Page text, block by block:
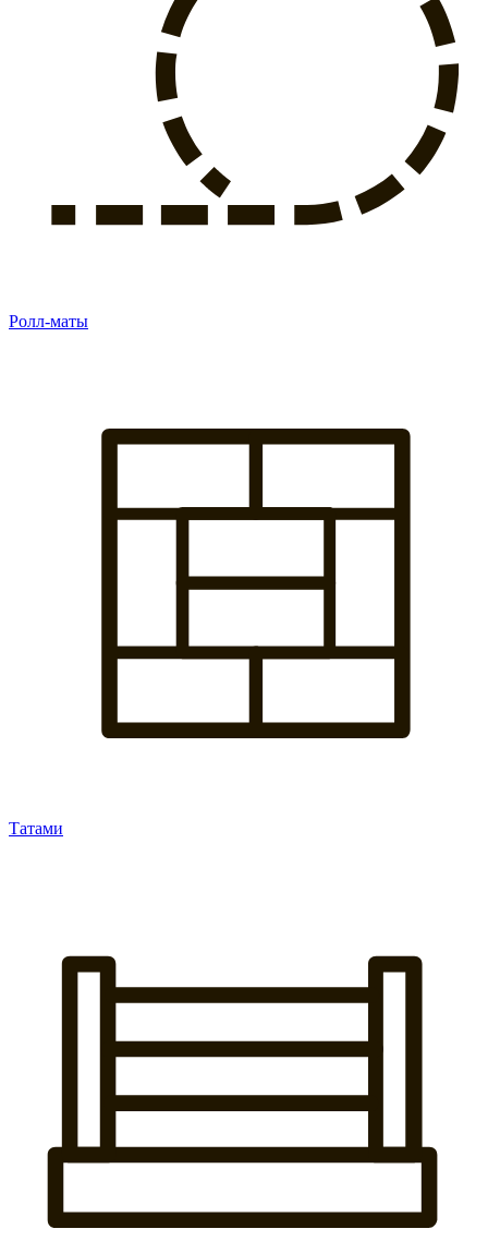
Ролл-маты
Татами